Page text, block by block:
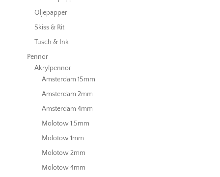
Oljepapper
Skiss & Rit
Tusch & Ink
Pennor
Akrylpennor
Amsterdam 15mm
Amsterdam 2mm
Amsterdam 4mm
Molotow 1.5mm
Molotow 1mm
Molotow 2mm
Molotow 4mm